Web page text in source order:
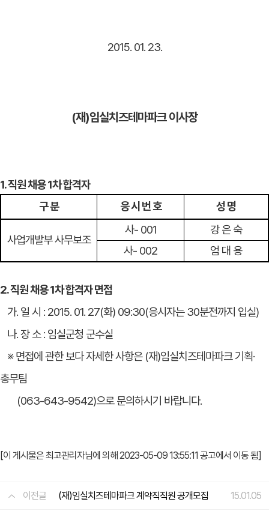
2015. 01. 23.
(재)임실치즈테마파크 이사장
1. 직원 채용 1차 합격자
구 분
응 시 번 호 성 명
사업개발부 사무보조
사- 001
강 은 숙
사- 002
엄 대 용
2. 직원 채용 1차 합격자 면접
가. 일 시 : 2015. 01. 27(화) 09:30(응시자는 30분전까지 입실)
나. 장 소 : 임실군청 군수실
※ 면접에 관한 보다 자세한 사항은 (재)임실치즈테마파크 기획·
총무팀
(063-643-9542)으로 문의하시기 바랍니다.
[이 게시물은 최고관리자님에 의해 2023-05-09 13:55:11 공고에서 이동 됨]
이전글 (재)임실치즈테마파크 계약직직원 공개모집 15.01.05